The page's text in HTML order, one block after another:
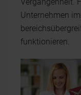
Unternehmen
funktionieren.